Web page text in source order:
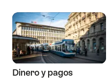
política
Dinero y pagos